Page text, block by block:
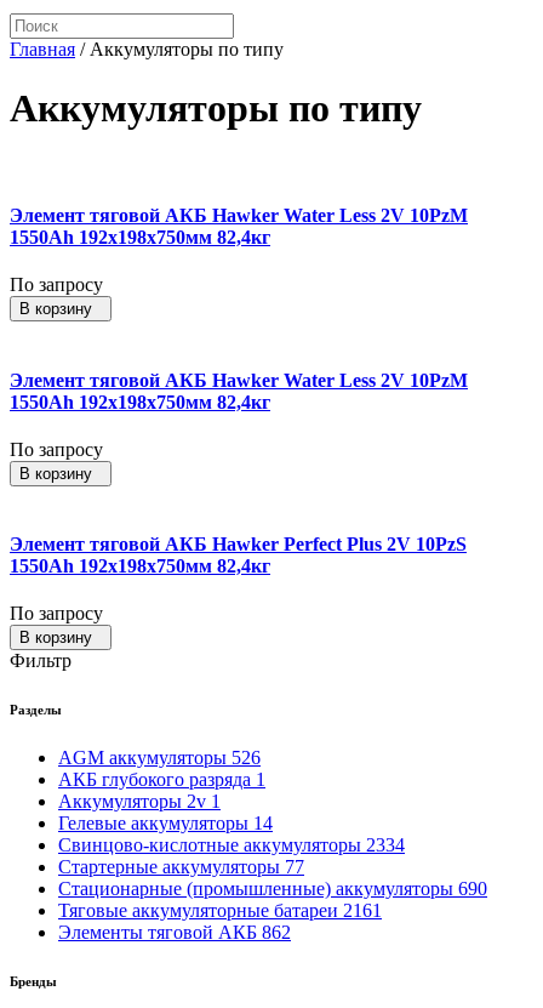
Главная / Аккумуляторы по типу
Аккумуляторы по типу
Элемент тяговой АКБ Hawker Water Less 2V 10PzM
1550Ah 192x198x750мм 82,4кг
По запросу
В корзину
Элемент тяговой АКБ Hawker Water Less 2V 10PzM
1550Ah 192x198x750мм 82,4кг
По запросу
В корзину
Элемент тяговой АКБ Hawker Perfect Plus 2V 10PzS
1550Ah 192x198x750мм 82,4кг
По запросу
В корзину
Фильтр
Разделы
AGM аккумуляторы 526
АКБ глубокого разряда 1
Аккумуляторы 2v 1
Гелевые аккумуляторы 14
Свинцово-кислотные аккумуляторы 2334
Стартерные аккумуляторы 77
Стационарные (промышленные) аккумуляторы 690
Тяговые аккумуляторные батареи 2161
Элементы тяговой АКБ 862
Бренды